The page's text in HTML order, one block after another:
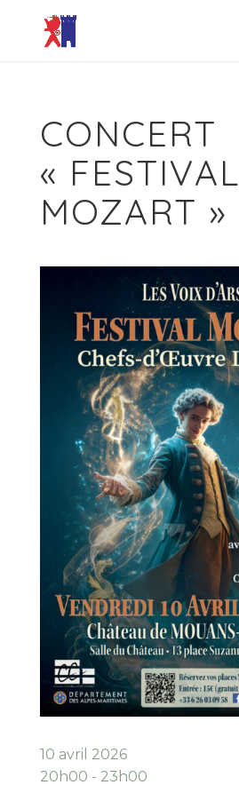
CONCERT
« FESTIVAL
MOZART »
10 avril 2026
20h00 - 23h00